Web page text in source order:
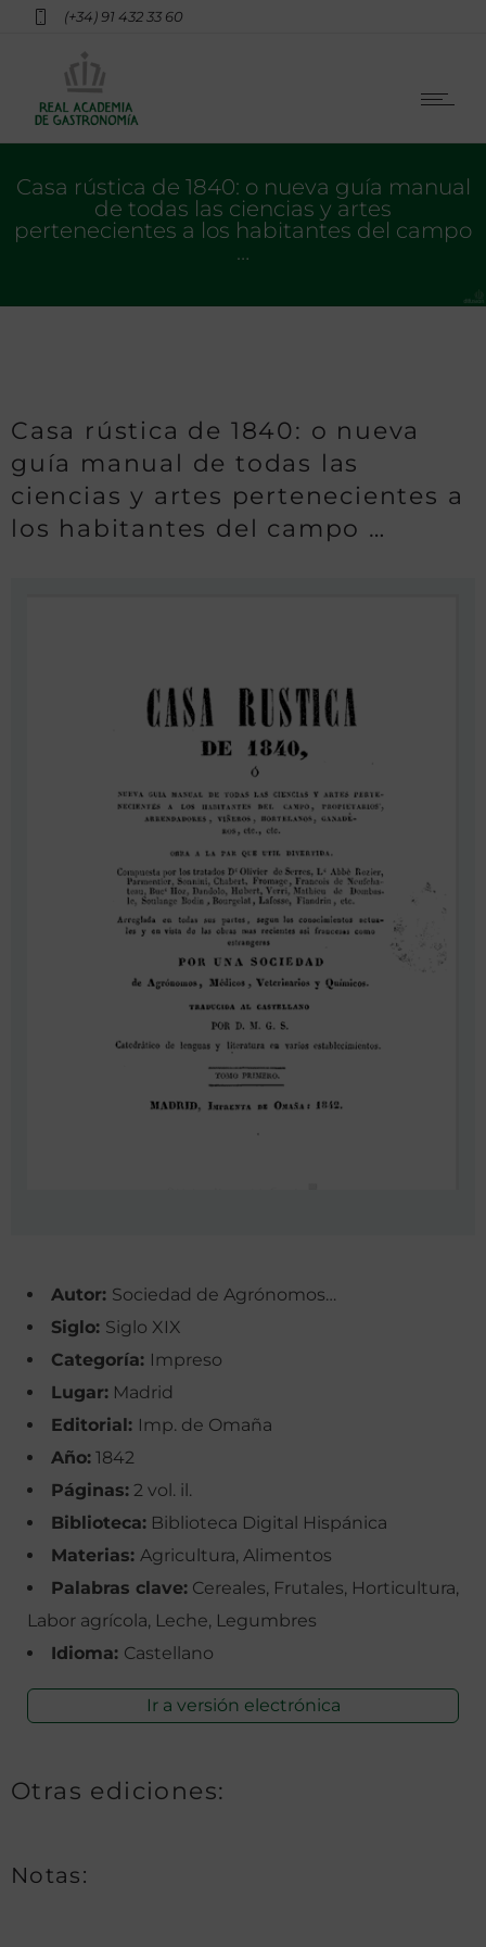
(+34) 91 432 33 60
Casa rústica de 1840: o nueva guía manual
de todas las ciencias y artes
pertenecientes a los habitantes del campo
…
Casa rústica de 1840: o nueva
guía manual de todas las
ciencias y artes pertenecientes a
los habitantes del campo …
Autor: Sociedad de Agrónomos…
Siglo: Siglo XIX
Categoría: Impreso
Lugar: Madrid
Editorial: Imp. de Omaña
Año: 1842
Páginas: 2 vol. il.
Biblioteca: Biblioteca Digital Hispánica
Materias: Agricultura, Alimentos
Palabras clave: Cereales, Frutales, Horticultura,
Labor agrícola, Leche, Legumbres
Idioma: Castellano
Ir a versión electrónica
Otras ediciones:
Notas: